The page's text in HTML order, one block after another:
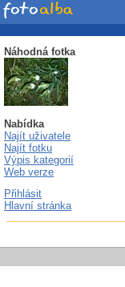
Náhodná fotka
Nabídka
Najít uživatele
Najít fotku
Výpis kategorií
Web verze
Přihlásit
Hlavní stránka